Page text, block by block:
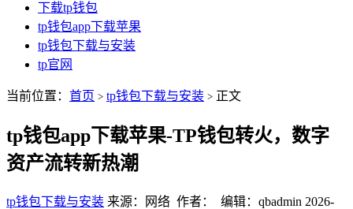
下载tp钱包
tp钱包app下载苹果
tp钱包下载与安装
tp官网
当前位置： 首页 > tp钱包下载与安装 > 正文
tp钱包app下载苹果-TP钱包转火，数字
资产流转新热潮
tp钱包下载与安装 来源：网络 作者： 编辑：qbadmin 2026-